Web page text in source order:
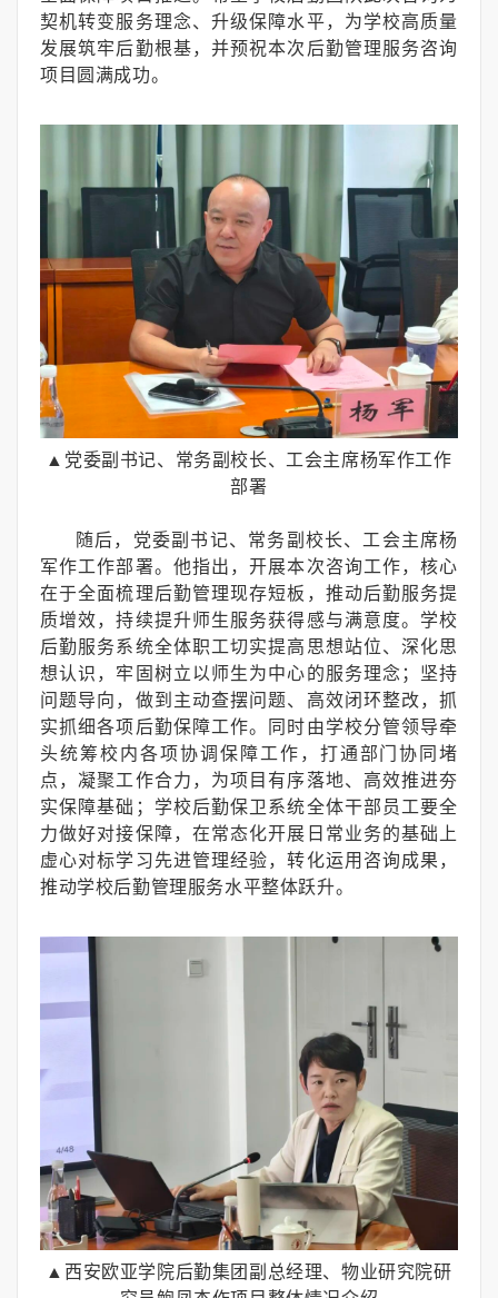
契机转变服务理念、升级保障水平，为学校高质量
发展筑牢后勤根基，并预祝本次后勤管理服务咨询
项目圆满成功。
▲党委副书记、常务副校长、工会主席杨军作工作
部署
随后，党委副书记、常务副校长、工会主席杨
军作工作部署。他指出，开展本次咨询工作，核心
在于全面梳理后勤管理现存短板，推动后勤服务提
质增效，持续提升师生服务获得感与满意度。学校
后勤服务系统全体职工切实提高思想站位、深化思
想认识，牢固树立以师生为中心的服务理念；坚持
问题导向，做到主动查摆问题、高效闭环整改，抓
实抓细各项后勤保障工作。同时由学校分管领导牵
头统筹校内各项协调保障工作，打通部门协同堵
点，凝聚工作合力，为项目有序落地、高效推进夯
实保障基础；学校后勤保卫系统全体干部员工要全
力做好对接保障，在常态化开展日常业务的基础上
虚心对标学习先进管理经验，转化运用咨询成果，
推动学校后勤管理服务水平整体跃升。
▲西安欧亚学院后勤集团副总经理、物业研究院研